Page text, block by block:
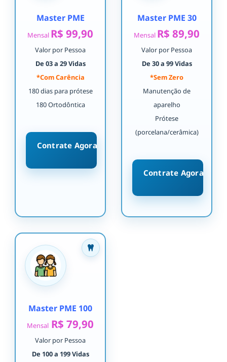
Master PME
Mensal R$ 99,90
Valor por Pessoa
De 03 a 29 Vidas
*Com Carência
180 dias para prótese
180 Ortodôntica
Contrate Agora
Master PME 30
Mensal R$ 89,90
Valor por Pessoa
De 30 a 99 Vidas
*Sem Zero
Manutenção de
aparelho
Prótese
(porcelana/cerâmica)
Contrate Agora
Master PME 100
Mensal R$ 79,90
Valor por Pessoa
De 100 a 199 Vidas